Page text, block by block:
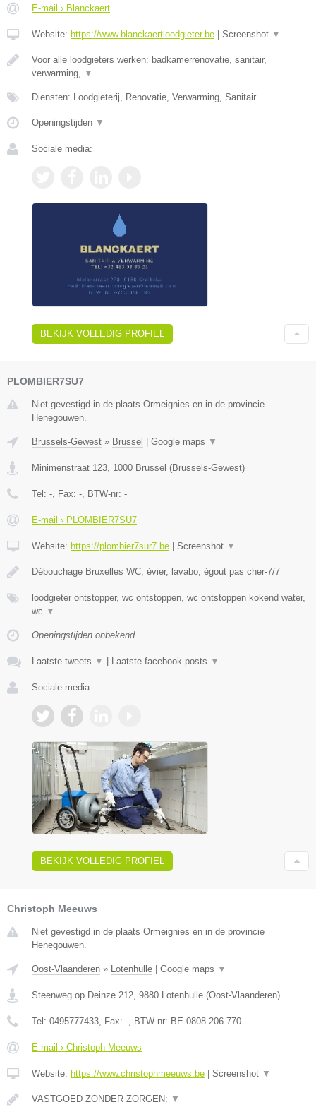
E-mail › Blanckaert
Website: https://www.blanckaertloodgieter.be Screenshot ▼
Voor alle loodgieters werken: badkamerrenovatie, sanitair,
verwarming,
▼
Diensten: Loodgieterij, Renovatie, Verwarming, Sanitair
Openingstijden ▼
Sociale media:
BEKIJK VOLLEDIG PROFIEL
PLOMBIER7SU7
Niet gevestigd in de plaats Ormeignies en in de provincie
Henegouwen.
Brussels-Gewest » Brussel | Google maps ▼
Minimenstraat 123 1000 Brussel (Brussels-Gewest)
Tel: - , Fax: - , BTW-nr: -
E-mail › PLOMBIER7SU7
Website: https://plombier7sur7.be | Screenshot ▼
Débouchage Bruxelles WC, évier, lavabo, égout pas cher-7/7
loodgieter ontstopper, wc ontstoppen, wc ontstoppen kokend water,
wc ▼
Openingstijden onbekend
Laatste tweets ▼ | Laatste facebook posts ▼
Sociale media:
BEKIJK VOLLEDIG PROFIEL
Christoph Meeuws
Niet gevestigd in de plaats Ormeignies en in de provincie
Henegouwen.
Oost-Vlaanderen » Lotenhulle | Google maps ▼
Steenweg op Deinze 212 9880 Lotenhulle (Oost-Vlaanderen)
Tel: 0495777433 , Fax: - , BTW-nr: BE 0808.206.770
E-mail › Christoph Meeuws
Website: https://www.christophmeeuws.be | Screenshot ▼
VASTGOED ZONDER ZORGEN: ▼